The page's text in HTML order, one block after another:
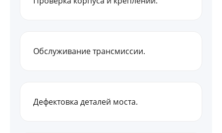
Обслуживание трансмиссии.
Дефектовка деталей моста.